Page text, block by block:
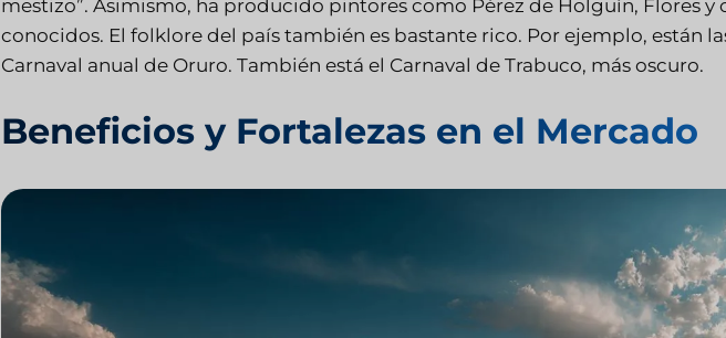
mestizo”. Asimismo, ha producido pintores como Pérez de Holguín, Flores
conocidos. El folklore del país también es bastante rico. Por ejemplo, están
Carnaval anual de Oruro. También está el Carnaval de Trabuco, más oscuro.
Beneficios y Fortalezas en el Mercado